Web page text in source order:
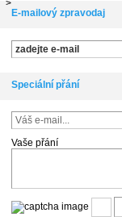
E-mailový zpravodaj
Speciální přání
Vaše přání